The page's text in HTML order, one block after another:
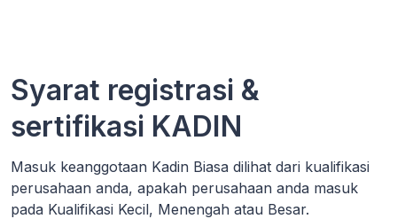
Syarat registrasi &
sertifikasi KADIN
Masuk keanggotaan Kadin Biasa dilihat dari kualifikasi
perusahaan anda, apakah perusahaan anda masuk
pada Kualifikasi Kecil, Menengah atau Besar.